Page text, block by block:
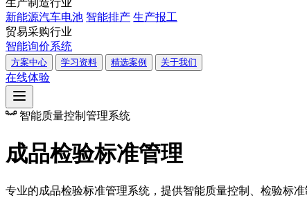
生产制造行业
新能源汽车电池 智能排产 生产报工
贸易采购行业
智能询价系统
方案中心 学习资料 精选案例 关于我们
在线体验
智能质量控制管理系统
成品检验标准管理
专业的成品检验标准管理系统，提供智能质量控制、检验标